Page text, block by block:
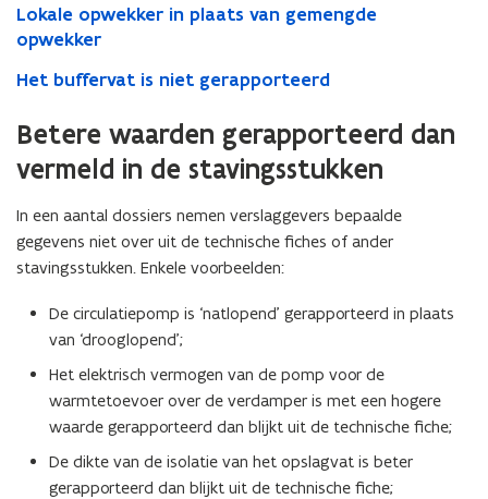
Lokale opwekker in plaats van gemengde
opwekker
Het buffervat is niet gerapporteerd
Betere waarden gerapporteerd dan
vermeld in de stavingsstukken
In een aantal dossiers nemen verslaggevers bepaalde
gegevens niet over uit de technische fiches of ander
stavingsstukken. Enkele voorbeelden:
De circulatiepomp is ‘natlopend’ gerapporteerd in plaats
van ‘drooglopend’;
Het elektrisch vermogen van de pomp voor de
warmtetoevoer over de verdamper is met een hogere
waarde gerapporteerd dan blijkt uit de technische fiche;
De dikte van de isolatie van het opslagvat is beter
gerapporteerd dan blijkt uit de technische fiche;